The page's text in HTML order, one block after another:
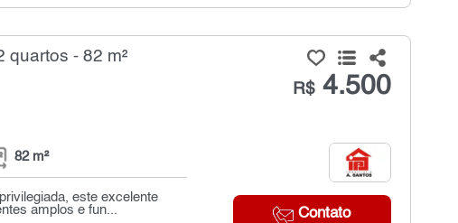
quartos - 82 m²
R$4.500
Contato
82 m²
este excelente
amplos e fun...